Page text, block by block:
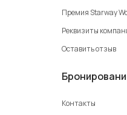
Премия Starway
Реквизиты
Оставить отзыв
Контакты